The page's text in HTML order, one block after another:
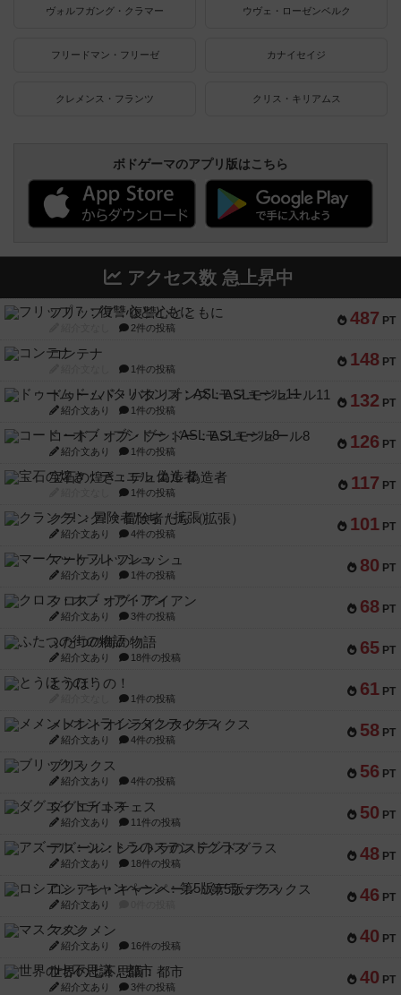
ヴォルフガング・クラマー ウヴェ・ローゼンベルク
フリードマン・フリーゼ カナイセイジ
クレメンス・フランツ クリス・キリアムス
ボドゲーマのアプリ版はこちら
アクセス数 急上昇中
487 PT
フリップ７：復讐心とともに
2件の投稿
148 PT
コンテナ
1件の投稿
132 PT
ドゥームド・バタリオンズ：ASLモジュール11
紹介文あり 1件の投稿
126 PT
コード・オブ・ブシドー：ASLモジュール8
紹介文あり 1件の投稿
117 PT
宝石の煌き：デュエル 偽造者
1件の投稿
101 PT
クランク! ：冒険者たち（拡張）
紹介文あり 4件の投稿
80 PT
マーケットフレッシュ
紹介文あり 1件の投稿
68 PT
クロス・オブ・アイアン
紹介文あり 3件の投稿
65 PT
ふたつの街の物語
紹介文あり 18件の投稿
61 PT
とうほうの！
1件の投稿
58 PT
メメントオンラインタクティクス
紹介文あり 4件の投稿
56 PT
ブリックス
紹介文あり 4件の投稿
50 PT
ダグエイトチェス
紹介文あり 11件の投稿
48 PT
アズール：シントラのステンドグラス
紹介文あり 18件の投稿
46 PT
ロシアン・キャンペーン：第5版デラックス
紹介文あり
40 PT
マスクメン
紹介文あり 16件の投稿
40 PT
世界の七不思議：都市
紹介文あり 3件の投稿